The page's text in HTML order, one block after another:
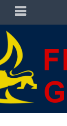
Zum
springen
PRIMÄRES
MENÜ